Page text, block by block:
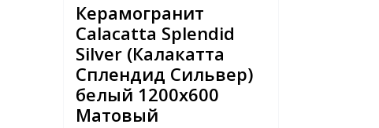
Керамогранит
Calacatta Splendid
Silver (Калакатта
Сплендид Сильвер)
белый 1200х600
Матовый